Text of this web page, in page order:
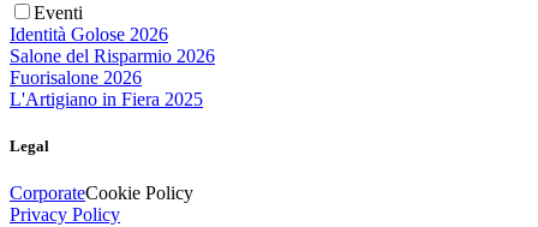
Eventi
Identità Golose 2026
Salone del Risparmio 2026
Fuorisalone 2026
L'Artigiano in Fiera 2025
Legal
CorporateCookie Policy
Privacy Policy